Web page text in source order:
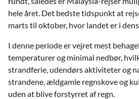
hele året. Det bedste tidspunkt at
marts til oktober, hvor landet er i
I denne periode er vejret mest
temperaturer og minimal nedbør,
strandferie, udendørs aktiviteter og
strandene, ældgamle regnskove og
uden at blive forstyrret af regn.